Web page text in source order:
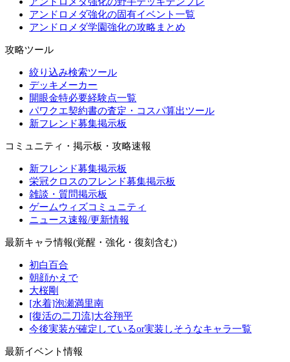
アンドロメダ強化の固有イベント一覧
アンドロメダ学園強化の攻略まとめ
攻略ツール
絞り込み検索ツール
デッキメーカー
開眼金特必要経験点一覧
パワクエ契約書の査定・コスパ算出ツール
新フレンド募集掲示板
コミュニティ・掲示板・攻略速報
新フレンド募集掲示板
栄冠クロスのフレンド募集掲示板
雑談・質問掲示板
ゲームウィズコミュニティ
ニュース速報/更新情報
最新キャラ情報(覚醒・強化・復刻含む)
初白百合
朝顔かえで
大桜剛
[水着]泡瀬満里南
[復活の二刀流]大谷翔平
今後実装が確定しているor実装しそうなキャラ一覧
最新イベント情報